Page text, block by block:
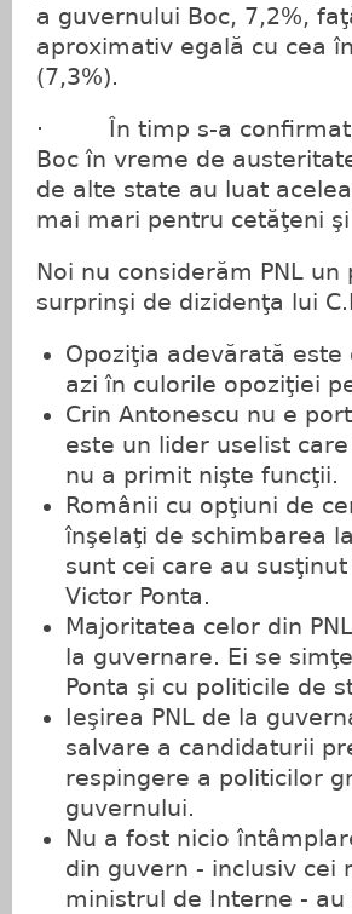
a guvernului Boc, 7,2%,
aproximativ egală cu cea
(7,3%).
· În timp s-a confirmat
Boc în vreme de
de alte state au luat
mai mari pentru cetăţeni
Noi nu considerăm PNL
surprinşi de dizidenţa lui
Opoziţia adevărată este
azi în culorile opoziţiei
Crin Antonescu nu e
este un lider uselist
nu a primit nişte funcţii.
Românii cu opţiuni de
înşelaţi de schimbarea
sunt cei care au
Victor Ponta.
Majoritatea celor din
la guvernare. Ei se
Ponta şi cu politicile de
Ieşirea PNL de la
salvare a candidaturii
respingere a politicilor
guvernului.
Nu a fost nicio
din guvern - inclusiv cei
ministrul de Interne - au